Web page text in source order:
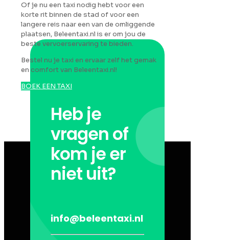
Of je nu een taxi nodig hebt voor een
korte rit binnen de stad of voor een
langere reis naar een van de omliggende
plaatsen, Beleentaxi.nl is er om jou de
beste vervoerservaring te bieden.
Bestel nu je taxi en ervaar zelf het gemak
en comfort van Beleentaxi.nl!
BOEK EEN TAXI
Heb je
vragen of
kom je er
niet uit?
info@beleentaxi.nl